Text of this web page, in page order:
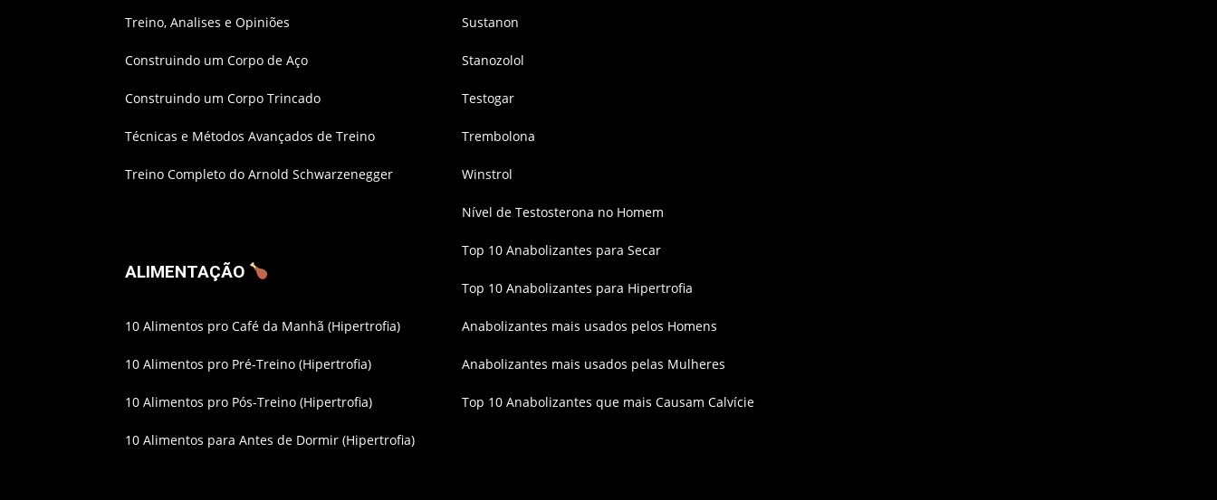
Treino, Analises e Opiniões
Construindo um Corpo de Aço
Construindo um Corpo Trincado
Técnicas e Métodos Avançados de Treino
Treino Completo do Arnold Schwarzenegger
ALIMENTAÇÃO
10 Alimentos pro Café da Manhã (Hipertrofia)
10 Alimentos pro Pré-Treino (Hipertrofia)
10 Alimentos pro Pós-Treino (Hipertrofia)
10 Alimentos para Antes de Dormir (Hipertrofia)
Sustanon
Stanozolol
Testogar
Trembolona
Winstrol
Nível de Testosterona no Homem
Top 10 Anabolizantes para Secar
Top 10 Anabolizantes para Hipertrofia
Anabolizantes mais usados pelos Homens
Anabolizantes mais usados pelas Mulheres
Top 10 Anabolizantes que mais Causam Calvície